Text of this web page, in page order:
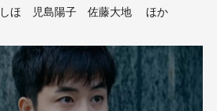
しほ 児島陽子 佐藤大地 ほか